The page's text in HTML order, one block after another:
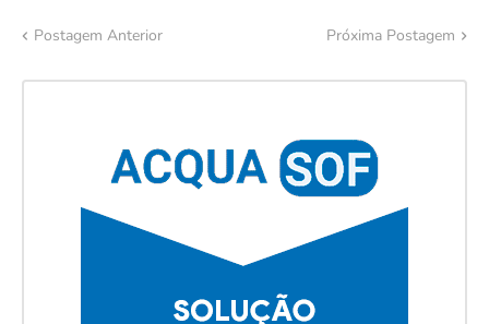
Postagem Anterior Próxima Postagem